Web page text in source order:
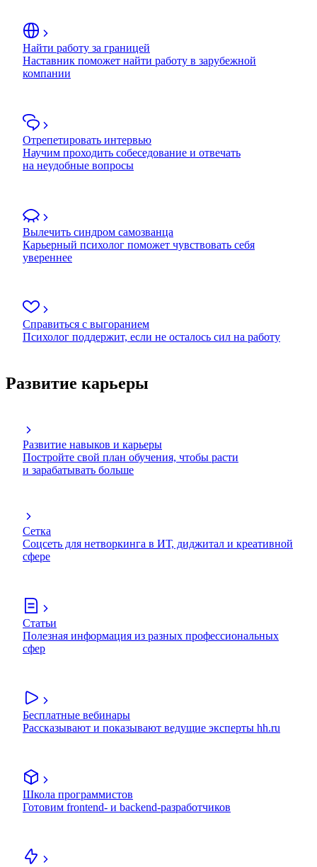
Найти работу за границей
Наставник поможет найти работу в зарубежной
компании
Отрепетировать интервью
Научим проходить собеседование и отвечать
на неудобные вопросы
Вылечить синдром самозванца
Карьерный психолог поможет чувствовать себя
увереннее
Справиться с выгоранием
Психолог поддержит, если не осталось сил на работу
Развитие карьеры
Развитие навыков и карьеры
Постройте свой план обучения, чтобы расти
и зарабатывать больше
Сетка
Соцсеть для нетворкинга в ИТ, диджитал и креативной
сфере
Статьи
Полезная информация из разных профессиональных
сфер
Бесплатные вебинары
Рассказывают и показывают ведущие эксперты hh.ru
Школа программистов
Готовим frontend- и backend-разработчиков